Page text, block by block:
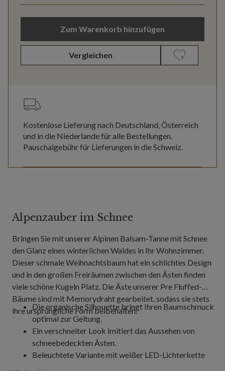
Zum Warenkorb hinzufügen
Vergleichen
Kostenlose Lieferung nach Deutschland, Österreich
und in die Niederlande für alle Bestellungen.
Pauschalgebühr für Lieferungen in die Schweiz.
Alpenzauber im Schnee
Bringen Sie mit unserer Alpinen Balsam-Tanne mit Schnee
den Glanz eines winterlichen Waldes in Ihr Wohnzimmer.
Dieser schmale Weihnachtsbaum hat ein schlichtes Design
und in den großen Freiräumen zwischen den Ästen finden
viele schöne Kugeln Platz. Die Äste unserer Pre Fluffed-
Bäume sind mit Memorydraht gearbeitet, sodass sie stets
ihre ursprüngliche Form beibehalten.
Die organische Silhouette bringt Ihren Baumschmuck
optimal zur Geltung.
Ein verschneiter Look imitiert das Aussehen von
schneebedeckten Ästen.
Beleuchtete Variante mit weißer LED-Lichterkette